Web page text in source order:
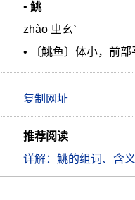
• 鮡
zhào ㄓㄠˋ
• 〔鮡鱼〕体小，前
推荐阅读
详解：鮡的组词、含